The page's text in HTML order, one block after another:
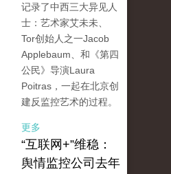
记录了中西三大异见人
士：艺术家艾未未、
Tor创始人之一Jacob
Applebaum、和《第四
公民》导演Laura
Poitras，一起在北京创
建反监控艺术的过程。
更多
“互联网+”维稳：
舆情监控公司去年